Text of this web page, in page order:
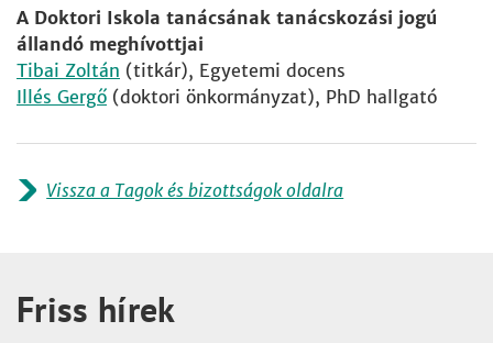
A Doktori Iskola tanácsának tanácskozási jogú
állandó meghívottjai
Tibai Zoltán (titkár), Egyetemi docens
Illés Gergő (doktori önkormányzat), PhD hallgató
Vissza a Tagok és bizottságok oldalra
Friss hírek